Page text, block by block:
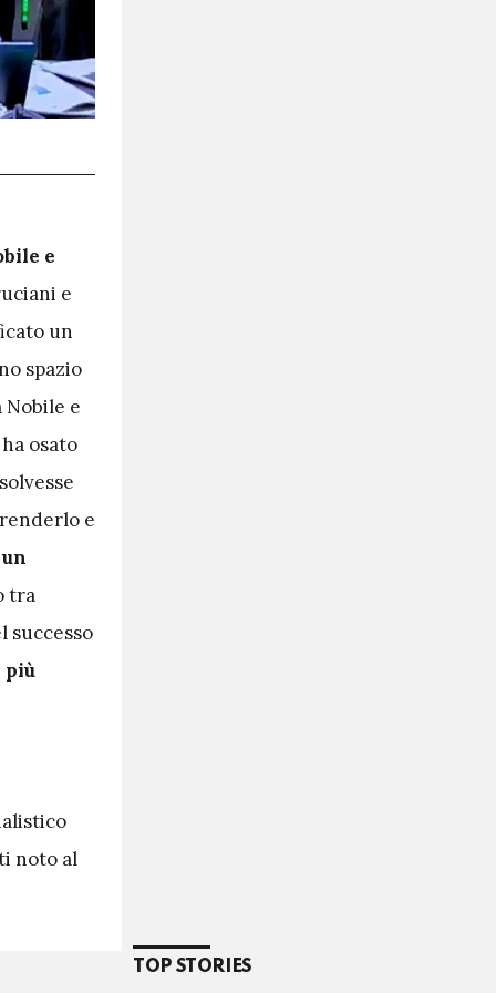
e
e
un
spazio
Nobile e
osato
e
tra
successo
più
noto al
TOP STORIES